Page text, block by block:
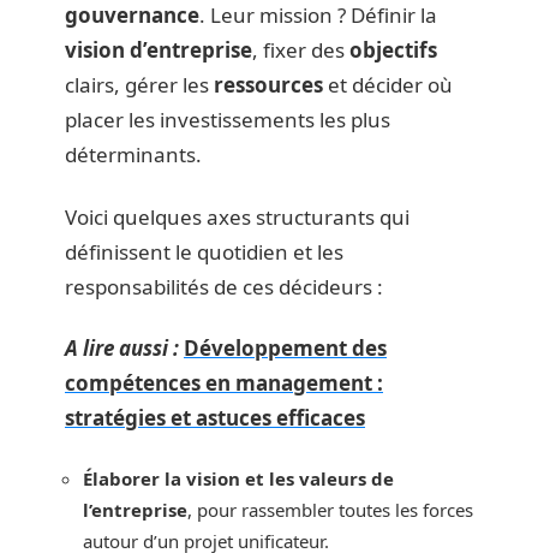
gouvernance. Leur mission ? Définir la
vision d’entreprise, fixer desobjectifs
clairs, gérer les ressources et décider où
placer les investissements les plus
déterminants.
Voici quelques axes structurants qui
définissent le quotidien et les
responsabilités de ces décideurs :
A lire aussi : Développement des
compétences en management :
stratégies et astuces efficaces
Élaborer la vision et les valeurs de
l’entreprise, pour rassembler toutes les forces
autour d’un projet unificateur.